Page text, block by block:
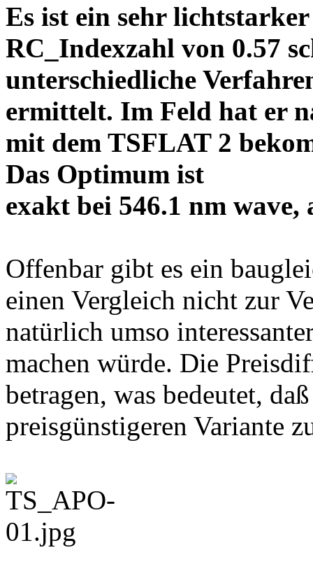
Es ist ein sehr
RC_Indexzahl von 0.57
unterschiedliche
ermittelt. Im Feld hat er
mit dem TSFLAT 2
Das Optimum ist
exakt bei 546.1 nm wave,
Offenbar gibt es ein
einen Vergleich nicht zur
natürlich umso
machen würde. Die
betragen, was bedeutet,
preisgünstigeren Variante